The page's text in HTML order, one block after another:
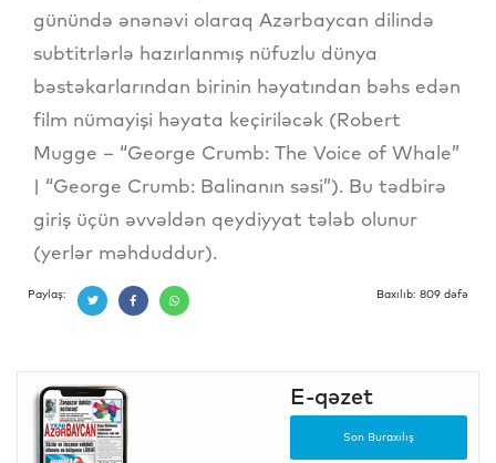
günündə ənənəvi olaraq Azərbaycan dilində
subtitrlərlə hazırlanmış nüfuzlu dünya
bəstəkarlarından birinin həyatından bəhs edən
film nümayişi həyata keçiriləcək (Robert
Mugge – “George Crumb: The Voice of Whale”
| “George Crumb: Balinanın səsi”). Bu tədbirə
giriş üçün əvvəldən qeydiyyat tələb olunur
(yerlər məhduddur).
Paylaş: Baxılıb: 809 dəfə
E-qəzet
Son Buraxılış